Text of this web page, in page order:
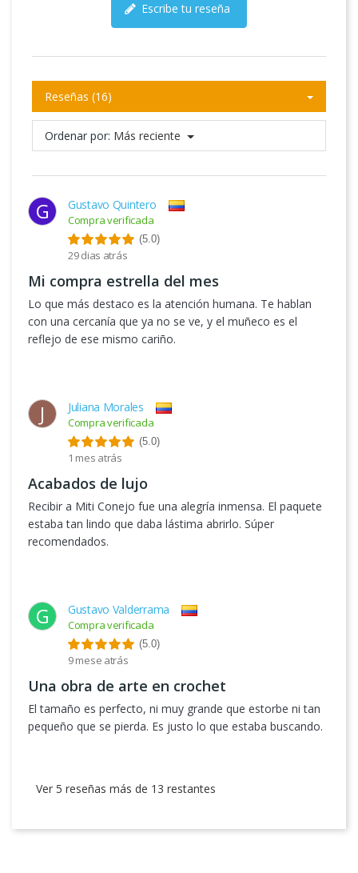
Escribe tu reseña
Reseñas (16)
Ordenar por: Más reciente
G Gustavo Quintero
Compra verificada
(5.0)
29 dias atrás
Mi compra estrella del mes
Lo que más destaco es la atención humana. Te hablan
con una cercanía que ya no se ve, y el muñeco es el
reflejo de ese mismo cariño.
J Juliana Morales
Compra verificada
(5.0)
1 mes atrás
Acabados de lujo
Recibir a Miti Conejo fue una alegría inmensa. El paquete
estaba tan lindo que daba lástima abrirlo. Súper
recomendados.
G Gustavo Valderrama
Compra verificada
(5.0)
9 mese atrás
Una obra de arte en crochet
El tamaño es perfecto, ni muy grande que estorbe ni tan
pequeño que se pierda. Es justo lo que estaba buscando.
Ver 5 reseñas más de 13 restantes